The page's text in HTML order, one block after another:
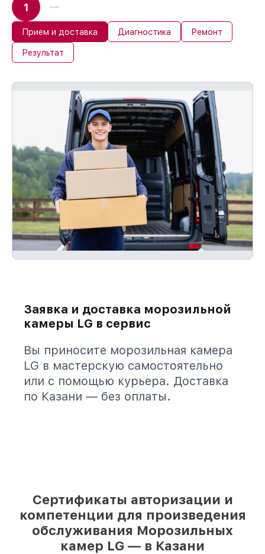
случае ошибки с нашей стороны,
возмещаем убытки.
Обслуживание устройств с гарантией до
36 месяцев
чека, мы восстановим устройство
повторно без оплаты и без задержек.
1
Прием и доставка Диагностика Ремонт
Результат
Заявка и доставка морозильной
камеры LG в сервис
Вы приносите морозильная камера
LG в мастерскую самостоятельно
или с помощью курьера. Доставка
по Казани — без оплаты.
Сертификаты авторизации и
компетенции для произведения
обслуживания Морозильных
камер LG — в Казани